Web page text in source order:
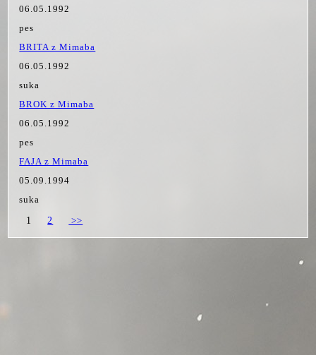
06.05.1992
pes
BRITA z Mimaba
06.05.1992
suka
BROK z Mimaba
06.05.1992
pes
FAJA z Mimaba
05.09.1994
suka
1
2 >>